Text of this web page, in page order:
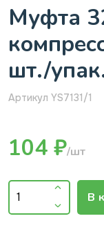
Муфта
шт./
Артикул YS7131/1
104 ₽/шт
В